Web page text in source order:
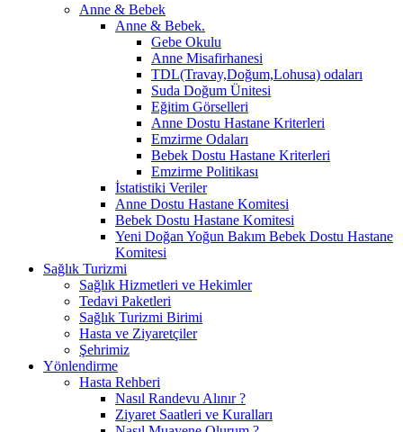
Anne & Bebek
Anne & Bebek.
Gebe Okulu
Anne Misafirhanesi
TDL(Travay,Doğum,Lohusa) odaları
Suda Doğum Ünitesi
Eğitim Görselleri
Anne Dostu Hastane Kriterleri
Emzirme Odaları
Bebek Dostu Hastane Kriterleri
Emzirme Politikası
İstatistiki Veriler
Anne Dostu Hastane Komitesi
Bebek Dostu Hastane Komitesi
Yeni Doğan Yoğun Bakım Bebek Dostu Hastane
Komitesi
Sağlık Turizmi
Sağlık Hizmetleri ve Hekimler
Tedavi Paketleri
Sağlık Turizmi Birimi
Hasta ve Ziyaretçiler
Şehrimiz
Yönlendirme
Hasta Rehberi
Nasıl Randevu Alınır ?
Ziyaret Saatleri ve Kuralları